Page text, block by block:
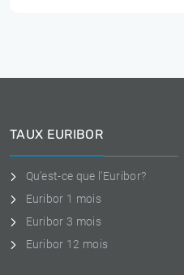
TAUX EURIBOR
Qu'est-ce que l'Euribor?
Euribor 1 mois
Euribor 3 mois
Euribor 12 mois